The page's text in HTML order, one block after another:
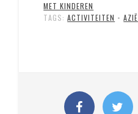
MET KINDEREN
TAGS:ACTIVITEITEN •AZIË